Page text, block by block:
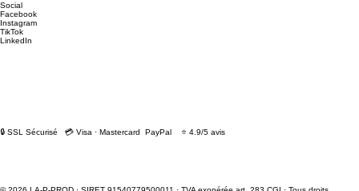
Social
Facebook
Instagram
TikTok
LinkedIn
🔒 SSL Sécurisé 💳 Visa · Mastercard PayPal ⭐ 4.9/5 avis